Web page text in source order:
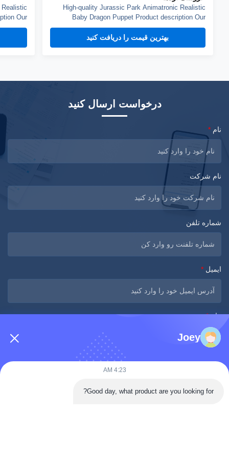
High-quality Jurassic Park Animatronic Realistic
Baby Dragon Puppet Product description Our
dinosaur puppet weights about 3kg, it can blink,
open mouth and roar, control by hand. You can
choose silicone skin or fabric skin, silicone skin is
بهترین قیمت را دریافت کنید
Our
blink,
skin is
درخواست ارسال کنید
نام *
نام شرکت
شماره تلفن
ایمیل *
پیام*
Joey
4:23 AM
Good day, what product are you looking for?